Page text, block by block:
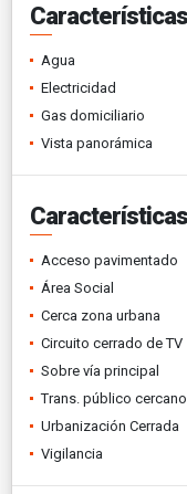
Agua
Electricidad
Gas domiciliario
Vista panorámica
Acceso pavimentado
Área Social
Cerca zona urbana
Circuito cerrado de TV
Sobre vía principal
Trans. público cercano
Urbanización Cerrada
Vigilancia